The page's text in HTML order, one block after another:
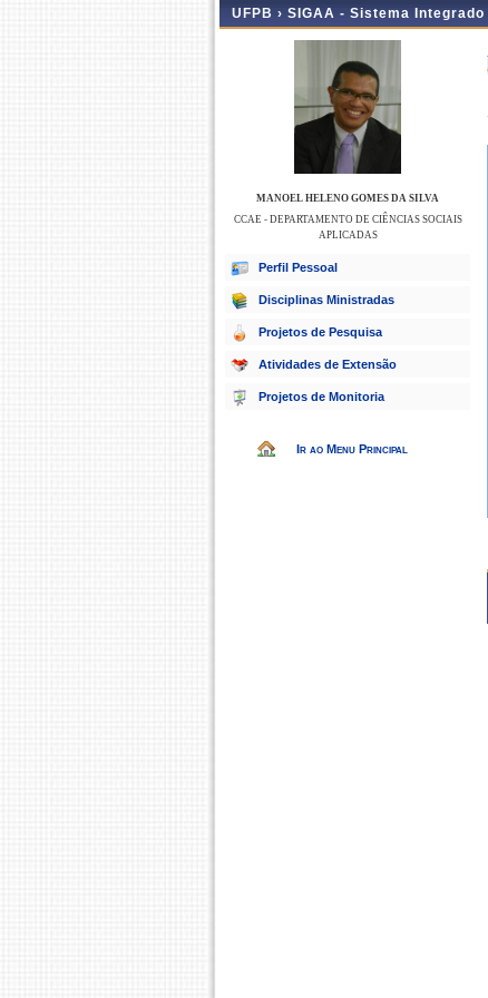
UFPB › SIGAA - Sistema
MANOEL HELENO GOMES DA SILVA
CCAE - DEPARTAMENTO DE CIÊNCIAS SOCIAIS
APLICADAS
Perfil Pessoal
Disciplinas Ministradas
Projetos de Pesquisa
Atividades de Extensão
Projetos de Monitoria
Ir ao Menu Principal